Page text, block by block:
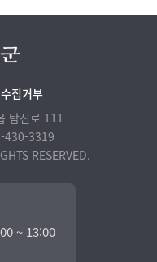
집거부
탐진로 111
430-3319
RESERVED.
~ 13:00